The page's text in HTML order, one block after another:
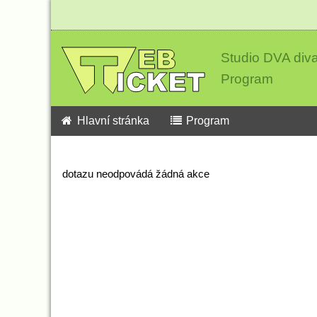
Studio DVA
Program
Hlavní stránka Program
dotazu neodpovádá žádná akce